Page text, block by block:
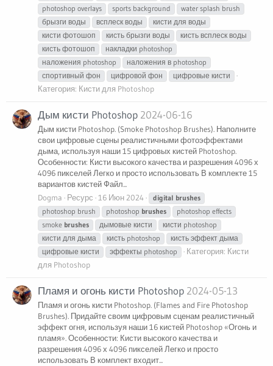
photoshop overlays
sports background
water splash brush
брызги воды
всплеск воды
кисти для воды
кисти фотошоп
кисть брызги воды
кисть всплеск воды
кисть фотошоп
накладки photoshop
наложения photoshop
наложения в photoshop
спортивный фон
цифровой фон цифровые кисти
Категория: Кисти для Photoshop
Дым кисти Photoshop 2024-06-16
Дым кисти Photoshop. (Smoke Photoshop Brushes). Наполните
свои цифровые сцены реалистичными фотоэффектами
дыма, используя наши 15 цифровых кистей Photoshop.
Особенности: Кисти высокого качества и разрешения 4096 х
4096 пикселей Легко и просто использовать В комплекте 15
вариантов кистей Файл...
Dogma
Ресурс 16 Июн 2024 digital brushes
photoshop brush
photoshop brushes
photoshop effects
smoke brushes дымовые кисти
кисти photoshop
кисти для дыма
кисть photoshop
кисть эффект дыма
цифровые кисти
эффекты photoshop Категория: Кисти
для Photoshop
Пламя и огонь кисти Photoshop 2024-05-13
Пламя и огонь кисти Photoshop. (Flames and Fire Photoshop
Brushes). Придайте своим цифровым сценам реалистичный
эффект огня, используя наши 16 кистей Photoshop «Огонь и
пламя». Особенности: Кисти высокого качества и
разрешения 4096 х 4096 пикселей Легко и просто
использовать В комплект входит...